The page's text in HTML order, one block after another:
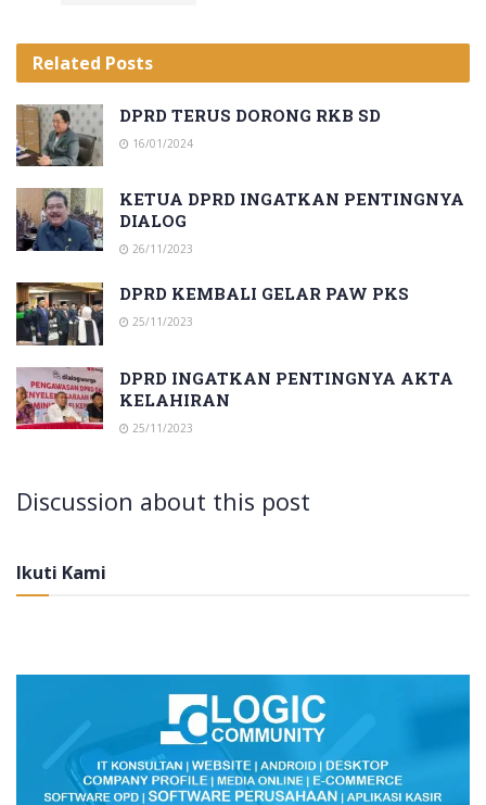
Related Posts
DPRD TERUS DORONG RKB SD
16/01/2024
KETUA DPRD INGATKAN PENTINGNYA
DIALOG
26/11/2023
DPRD KEMBALI GELAR PAW PKS
25/11/2023
DPRD INGATKAN PENTINGNYA AKTA
KELAHIRAN
25/11/2023
Discussion about this post
Ikuti Kami